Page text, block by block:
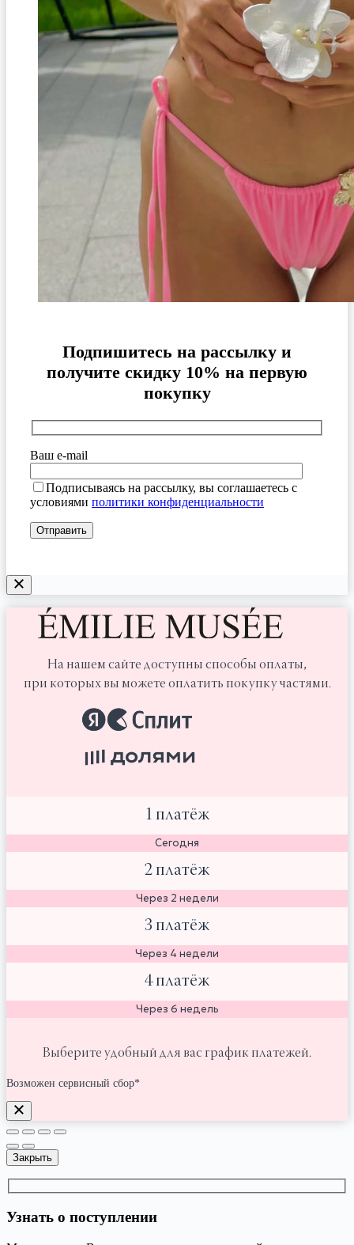
Подпишитесь на рассылку и
получите скидку 10% на первую
покупку
Ваш e-mail
Подписываясь на рассылку, вы соглашаетесь с
условиями политики конфиденциальности
На нашем сайте доступны способы оплаты,
при которых вы можете оплатить покупку частями.
1 платёж
Сегодня
2 платёж
Через 2 недели
3 платёж
Через 4 недели
4 платёж
Через 6 недель
Выберите удобный для вас график платежей.
Возможен сервисный сбор*
Закрыть
Узнать о поступлении